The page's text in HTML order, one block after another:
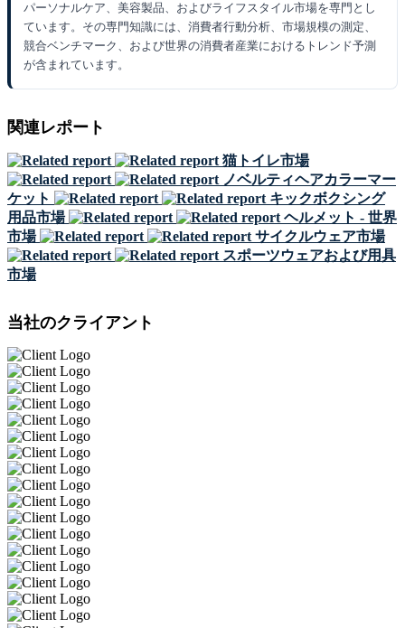
パーソナルケア、美容製品、およびライフスタイル市場を専門とし
ています。その専門知識には、消費者行動分析、市場規模の測定、
競合ベンチマーク、および世界の消費者産業におけるトレンド予測
が含まれています。
関連レポート
猫トイレ市場
ノベルティヘアカラーマー
ケット
キックボクシング
用品市場
ヘルメット - 世界
市場
サイクルウェア市場
スポーツウェアおよび用具
市場
当社のクライアント